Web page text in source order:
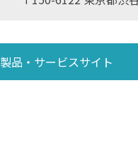
製品・サービスサイト